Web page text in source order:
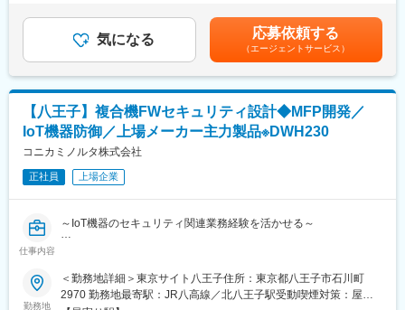
の飛躍に向けた事業変革に挑戦します。
＼＼本求人の魅力・特徴／／
（1）全IT業務の内製化を進めています。社員自らエンジニアの中
心となり、得意とする技術を存分に発揮できる環境です。
（2）次世代システムへの刷新を進めており、新しい技術に積極的
に挑戦することができます。エンジニアとして成長を感じること
ができます。
変更の範囲：会社の定める業務
・情報セキュリティ推進のための企画・基盤設計・構築・導入・
展開
※ご経験に合わせて、業務をお任せいたします。
入・運用・保守
・インシデント発生時の対応の促進
・チームメンバーの育成
■担当頂くプロジェクト（例）
・外部記憶媒体対策基盤構築
モデルへの変革を推し進めており、なかでも当部門（ITソリュー
ション推進部）では次世代ITシステムの企画、導入、業務改革支
賃金はあくまでも目安の金額であり、選考を通じて上下する可能
性があります。月給(月額)は固定手当を含めた表記です。
気になる 応募依頼する
（エージェントサービス）
【八王子】複合機FWセキュリティ設計◆MFP開発／
IoT機器防御／上場メーカー主力製品※DWH230
コニカミノルタ株式会社
正社員 上場企業
仕事内容
～IoT機器のセキュリティ関連業務経験を活かせる～
リモートワークの普及や攻撃手段の巧妙化により、「ファイアウ
ォールで守られた社内ネットワークは安全である」という従来の
常識が崩れています。たとえファイアウォールで社内ネットワー
勤務地
＜勤務地詳細＞東京サイト八王子住所：東京都八王子市石川町
2970 勤務地最寄駅：JR八高線／北八王子駅受動喫煙対策：屋内